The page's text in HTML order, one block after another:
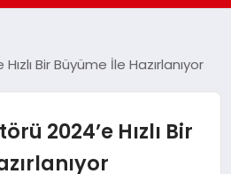
Bir Büyüme İle Hazırlanıyor
2024’e Hızlı Bir